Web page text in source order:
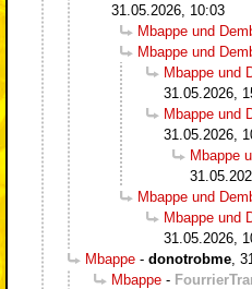
31.05.2026, 10:03
Mbappe und
Mbappe und
Mbappe und
31.05.2026,
Mbappe und
31.05.2026,
Mbappe
Mbappe und
Mbappe und
31.05.2026,
Mbappe - donotrobme
Mbappe -